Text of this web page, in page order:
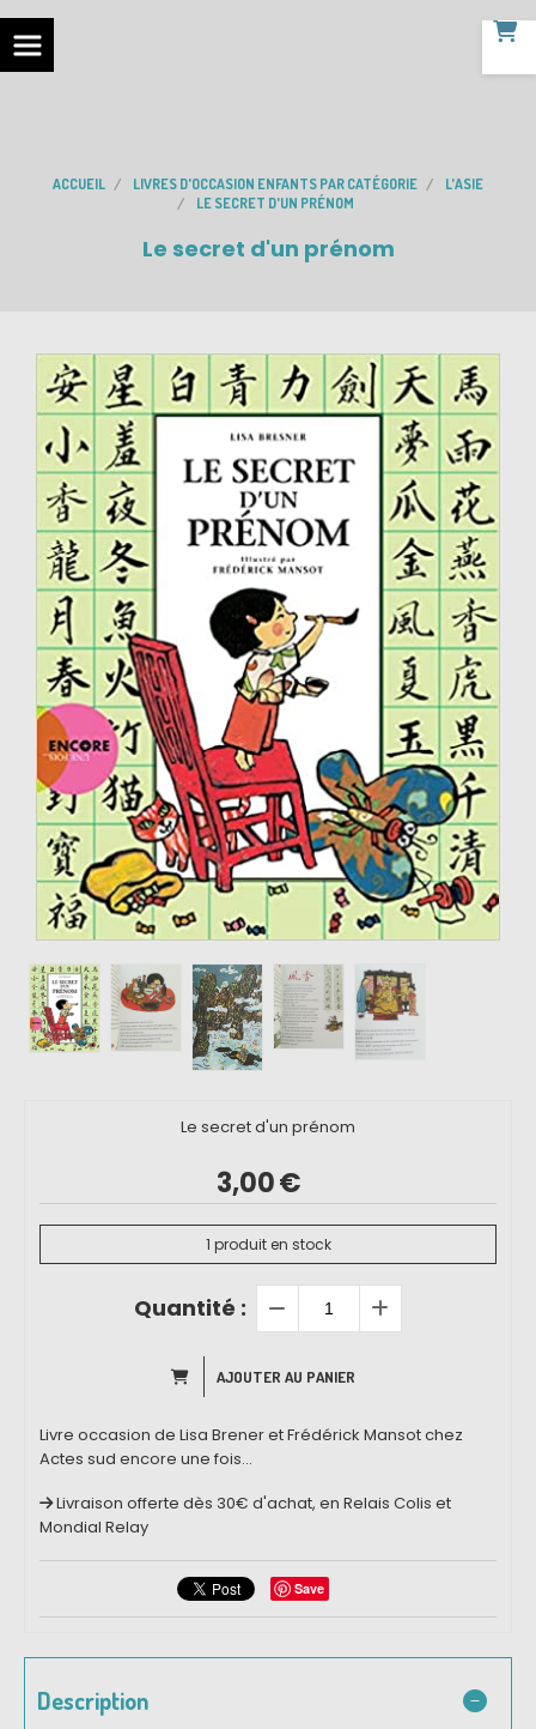
ACCUEIL LIVRES D'OCCASION ENFANTS PAR CATÉGORIE
L'ASIE
LE SECRET D'UN PRÉNOM
Le secret d'un prénom
Le secret d'un prénom
3,00€
1 produit en stock
Quantité :
AJOUTER AU PANIER
Livre occasion de Lisa Brener et Frédérick Mansot chez
Actes sud encore une fois...
Livraison offerte dès 30€ d'achat, en Relais Colis et
Mondial Relay
Save
Description